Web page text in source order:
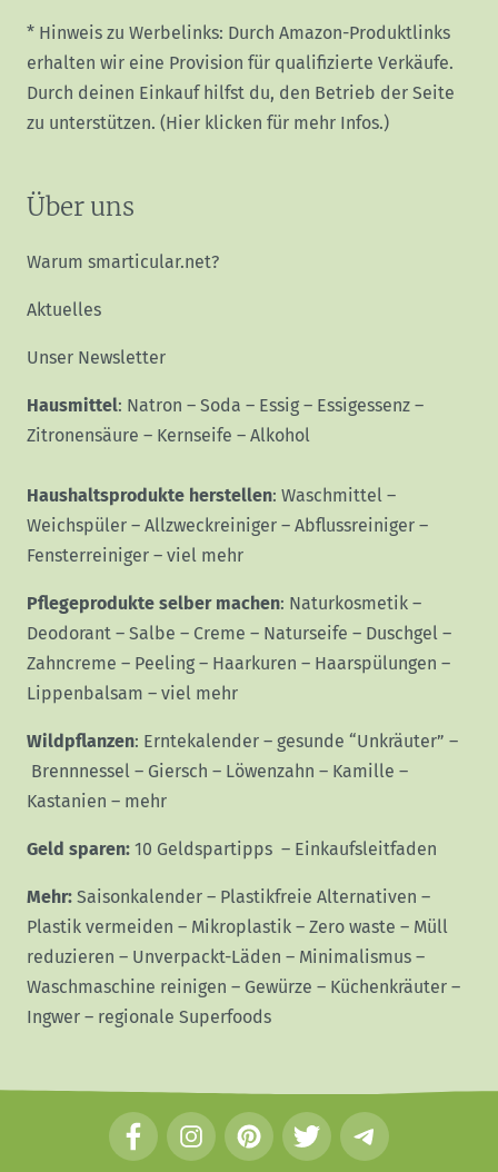
* Hinweis zu Werbelinks: Durch Amazon-Produktlinks
erhalten wir eine Provision für qualifizierte Verkäufe.
Durch deinen Einkauf hilfst du, den Betrieb der Seite
zu unterstützen. (Hier klicken für mehr Infos.)
Über uns
Warum smarticular.net?
Aktuelles
Unser Newsletter
Hausmittel: Natron – Soda – Essig – Essigessenz –
Zitronensäure – Kernseife – Alkohol
Haushaltsprodukte herstellen: Waschmittel –
Weichspüler – Allzweckreiniger – Abflussreiniger –
Fensterreiniger – viel mehr
Pflegeprodukte selber machen: Naturkosmetik –
Deodorant – Salbe – Creme – Naturseife – Duschgel –
Zahncreme – Peeling – Haarkuren – Haarspülungen –
Lippenbalsam – viel mehr
Wildpflanzen: Erntekalender – gesunde “Unkräuter” –
Brennnessel – Giersch – Löwenzahn – Kamille –
Kastanien – mehr
Geld sparen: 10 Geldspartipps – Einkaufsleitfaden
Mehr: Saisonkalender – Plastikfreie Alternativen –
Plastik vermeiden – Mikroplastik – Zero waste – Müll
reduzieren – Unverpackt-Läden – Minimalismus –
Waschmaschine reinigen – Gewürze – Küchenkräuter –
Ingwer – regionale Superfoods
a
n
P
i
T
w
T
e